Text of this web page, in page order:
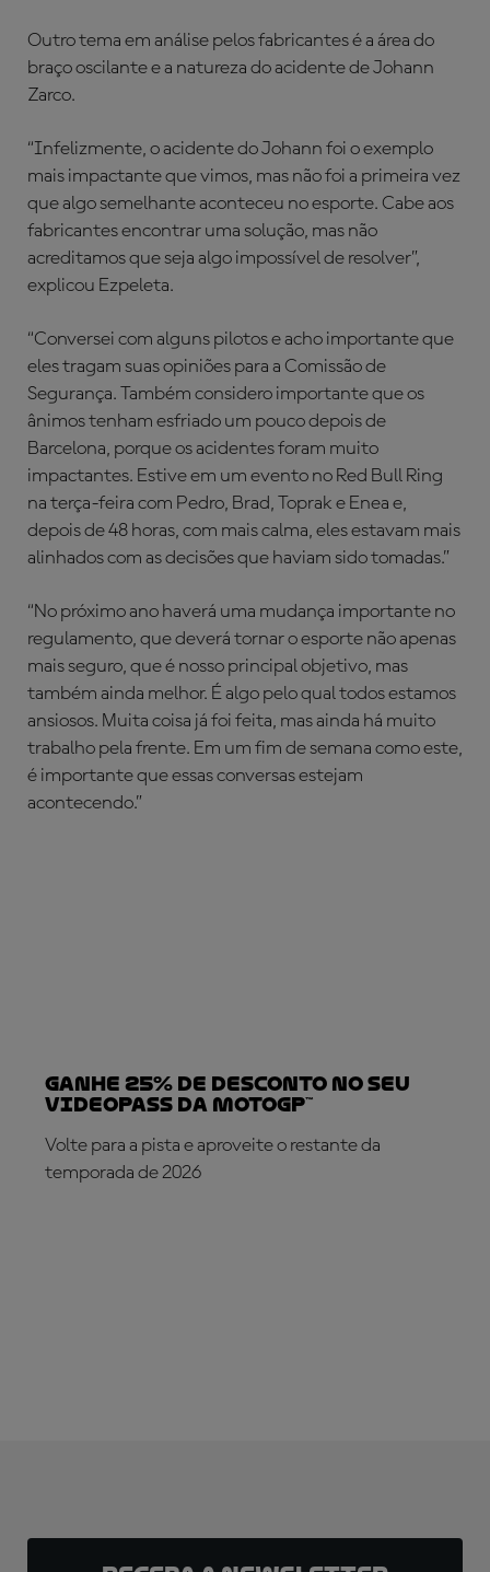
Outro tema em análise pelos fabricantes é a área do
braço oscilante e a natureza do acidente de Johann
Zarco.
“Infelizmente, o acidente do Johann foi o exemplo
mais impactante que vimos, mas não foi a primeira vez
que algo semelhante aconteceu no esporte. Cabe aos
fabricantes encontrar uma solução, mas não
acreditamos que seja algo impossível de resolver”,
explicou Ezpeleta.
“Conversei com alguns pilotos e acho importante que
eles tragam suas opiniões para a Comissão de
Segurança. Também considero importante que os
ânimos tenham esfriado um pouco depois de
Barcelona, porque os acidentes foram muito
impactantes. Estive em um evento no Red Bull Ring
na terça-feira com Pedro, Brad, Toprak e Enea e,
depois de 48 horas, com mais calma, eles estavam mais
alinhados com as decisões que haviam sido tomadas.”
“No próximo ano haverá uma mudança importante no
regulamento, que deverá tornar o esporte não apenas
mais seguro, que é nosso principal objetivo, mas
também ainda melhor. É algo pelo qual todos estamos
ansiosos. Muita coisa já foi feita, mas ainda há muito
trabalho pela frente. Em um fim de semana como este,
é importante que essas conversas estejam
acontecendo.”
Ganhe 25% de desconto no seu
VideoPass da MotoGP™
Volte para a pista e aproveite o restante da
temporada de 2026